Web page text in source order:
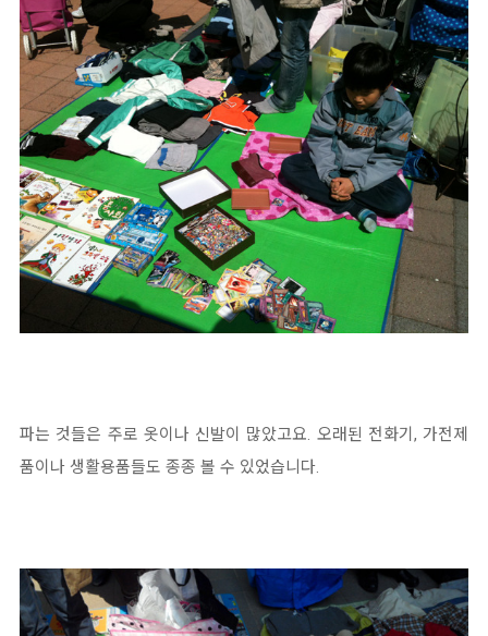
파는 것들은 주로 옷이나 신발이 많았고요. 오래된 전화기, 가전제
품이나 생활용품들도 종종 볼 수 있었습니다.